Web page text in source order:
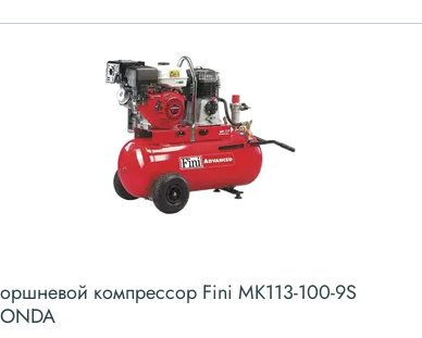
компрессор Fini MK113-100-9S